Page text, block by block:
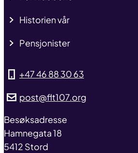
Historien vår
Pensjonister
+47 46 88 30 63
post@flt107.org
address
Besøksadresse
Hamnegata 18
5412 Stord